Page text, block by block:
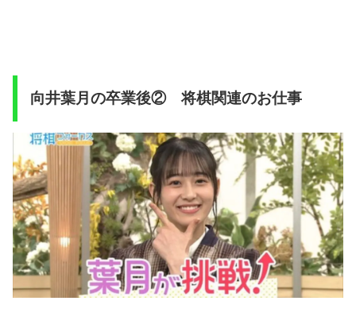
向井葉月の卒業後② 将棋関連のお仕事